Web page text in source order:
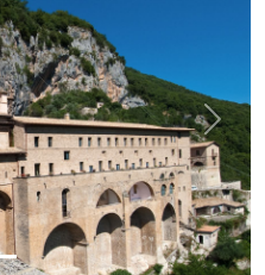
Next